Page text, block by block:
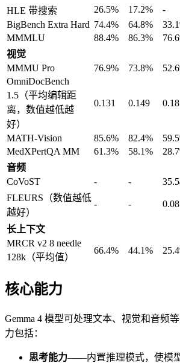
HLE 带搜索
26.5% 17.2% -
BigBench Extra Hard 74.4% 64.8%
MMMLU
88.4% 86.3%
视觉
MMMU Pro
76.9% 73.8%
OmniDocBench
1.5（平均编辑距
离，数值越低越
好）
0.131 0.149
MATH-Vision 85.6% 82.4%
MedXPertQA MM
61.3% 58.1%
音频
CoVoST
- -
FLEURS（数值越低
越好）
- - 0.08
长上下文
MRCR v2 8 needle
128k（平均值）
66.4% 44.1%
核心能力
Gemma 4 模型可处理文本、视觉和音频
力包括：
思考能力——内置推理模式，使模